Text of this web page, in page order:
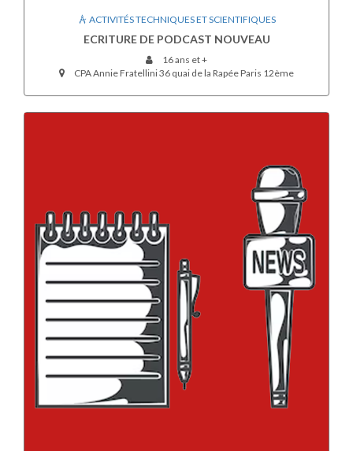
ACTIVITÉS TECHNIQUES ET SCIENTIFIQUES
ECRITURE DE PODCAST NOUVEAU
16 ans et +
CPA Annie Fratellini 36 quai de la Rapée Paris 12ème